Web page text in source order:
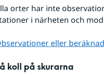
orter har inte
i närheten och
eller
koll på skurarna